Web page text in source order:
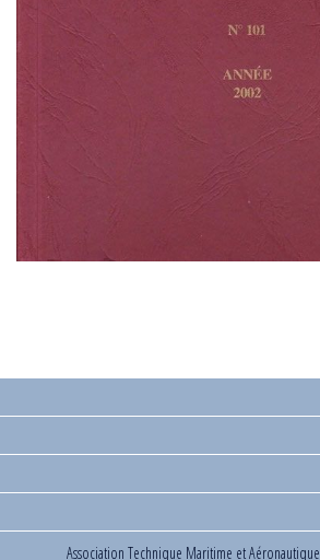
Association Technique Maritime et Aéronautique